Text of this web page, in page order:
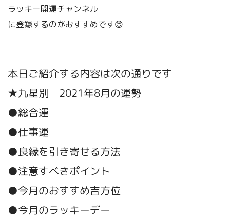
ラッキー開運チャンネル
に登録するのがおすすめです😊
本日ご紹介する内容は次の通りです
★九星別 2021年8月の運勢
●総合運
●仕事運
●良縁を引き寄せる方法
●注意すべきポイント
●今月のおすすめ吉方位
●今月のラッキーデー